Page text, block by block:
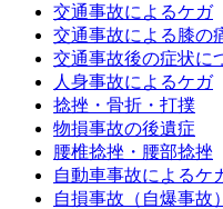
交通事故によるケガ
交通事故による膝の
交通事故後の症状に
人身事故によるケガ
捻挫・骨折・打撲
物損事故の後遺症
腰椎捻挫・腰部捻挫
自動車事故によるケ
自損事故（自爆事故